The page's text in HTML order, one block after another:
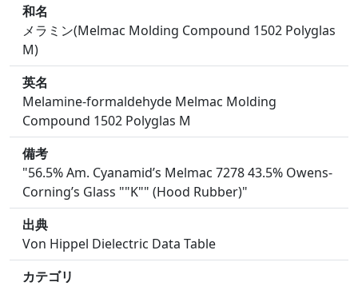
和名
メラミン(Melmac Molding Compound 1502 Polyglas
M)
英名
Melamine-formaldehyde Melmac Molding
Compound 1502 Polyglas M
備考
"56.5% Am. Cyanamid’s Melmac 7278 43.5% Owens-
Corning’s Glass ""K"" (Hood Rubber)"
出典
Von Hippel Dielectric Data Table
カテゴリ